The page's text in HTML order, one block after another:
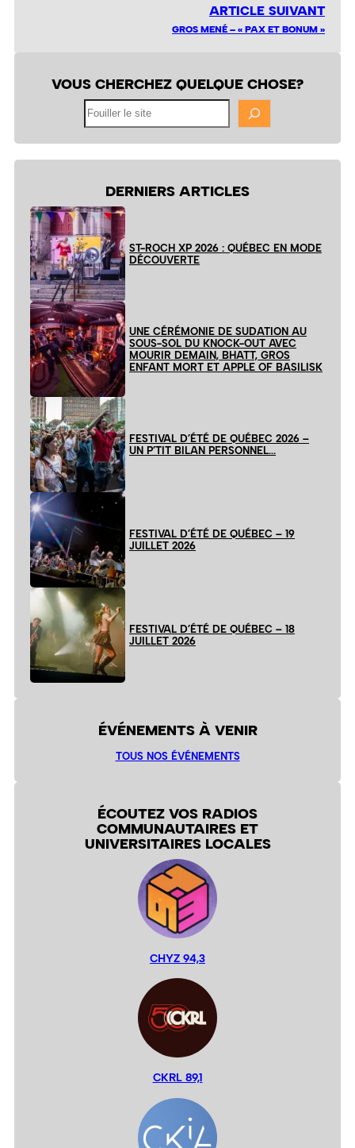
ARTICLE SUIVANT
GROS MENÉ – « PAX ET BONUM »
VOUS CHERCHEZ QUELQUE CHOSE?
DERNIERS ARTICLES
ST-ROCH XP 2026 : QUÉBEC EN MODE
DÉCOUVERTE
UNE CÉRÉMONIE DE SUDATION AU
SOUS-SOL DU KNOCK-OUT AVEC
MOURIR DEMAIN, BHATT, GROS
ENFANT MORT ET APPLE OF BASILISK
FESTIVAL D’ÉTÉ DE QUÉBEC 2026 –
UN P’TIT BILAN PERSONNEL…
FESTIVAL D’ÉTÉ DE QUÉBEC – 19
JUILLET 2026
FESTIVAL D’ÉTÉ DE QUÉBEC – 18
JUILLET 2026
ÉVÉNEMENTS À VENIR
TOUS NOS ÉVÉNEMENTS
ÉCOUTEZ VOS RADIOS
COMMUNAUTAIRES ET
UNIVERSITAIRES LOCALES
CHYZ 94,3
CKRL 89,1